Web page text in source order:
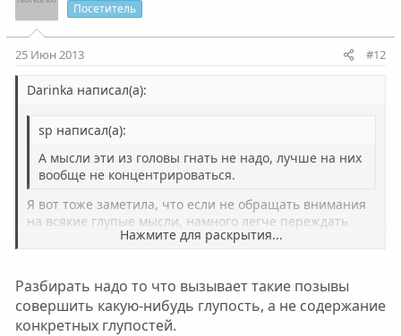
т
г
о
л
о
с
т
г
л
о
с
Посетитель
25 Июн 2013 #12
Darinka написал(а):
sp написал(а):
А мысли эти из головы гнать не надо, лучше на них
вообще не концентрироваться.
Я вот тоже заметила, что если не обращать внимания
на всякие глупые мысли, намного легче переждать
пока все пройдет! А если начать все разбирать и
Нажмите для раскрытия...
Разбирать надо то что вызывает такие позывы
совершить какую-нибудь глупость, а не содержание
конкретных глупостей.